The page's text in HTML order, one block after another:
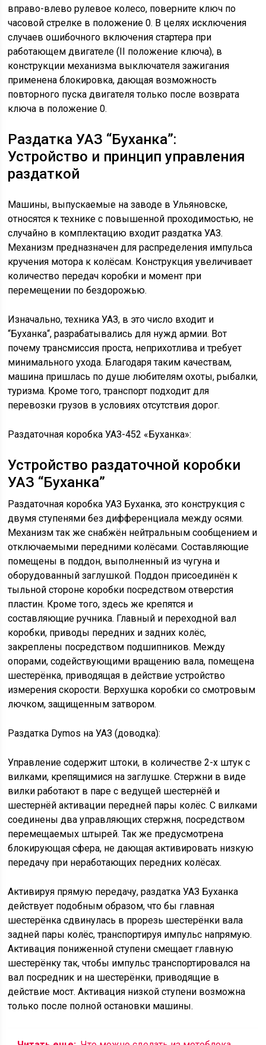
вправо-влево рулевое колесо, поверните ключ по
часовой стрелке в положение 0. В целях исключения
случаев ошибочного включения стартера при
работающем двигателе (II положение ключа), в
конструкции механизма выключателя зажигания
применена блокировка, дающая возможность
повторного пуска двигателя только после возврата
ключа в положение 0.
Раздатка УАЗ “Буханка”:
Устройство и принцип управления
раздаткой
Машины, выпускаемые на заводе в Ульяновске,
относятся к технике с повышенной проходимостью, не
случайно в комплектацию входит раздатка УАЗ.
Механизм предназначен для распределения импульса
кручения мотора к колёсам. Конструкция увеличивает
количество передач коробки и момент при
перемещении по бездорожью.
Изначально, техника УАЗ, в это число входит и
“Буханка“, разрабатывались для нужд армии. Вот
почему трансмиссия проста, неприхотлива и требует
минимального ухода. Благодаря таким качествам,
машина пришлась по душе любителям охоты, рыбалки,
туризма. Кроме того, транспорт подходит для
перевозки грузов в условиях отсутствия дорог.
Раздаточная коробка УАЗ-452 «Буханка»:
Устройство раздаточной коробки
УАЗ “Буханка”
Раздаточная коробка УАЗ Буханка, это конструкция с
двумя ступенями без дифференциала между осями.
Механизм так же снабжён нейтральным сообщением и
отключаемыми передними колёсами. Составляющие
помещены в поддон, выполненный из чугуна и
оборудованный заглушкой. Поддон присоединён к
тыльной стороне коробки посредством отверстия
пластин. Кроме того, здесь же крепятся и
составляющие ручника. Главный и переходной вал
коробки, приводы передних и задних колёс,
закреплены посредством подшипников. Между
опорами, содействующими вращению вала, помещена
шестерёнка, приводящая в действие устройство
измерения скорости. Верхушка коробки со смотровым
лючком, защищенным затвором.
Раздатка Dymos на УАЗ (доводка):
Управление содержит штоки, в количестве 2-х штук с
вилками, крепящимися на заглушке. Стержни в виде
вилки работают в паре с ведущей шестернёй и
шестернёй активации передней пары колёс. С вилками
соединены два управляющих стержня, посредством
перемещаемых штырей. Так же предусмотрена
блокирующая сфера, не дающая активировать низкую
передачу при неработающих передних колёсах.
Активируя прямую передачу, раздатка УАЗ Буханка
действует подобным образом, что бы главная
шестерёнка сдвинулась в прорезь шестерёнки вала
задней пары колёс, транспортируя импульс напрямую.
Активация пониженной ступени смещает главную
шестерёнку так, чтобы импульс транспортировался на
вал посредник и на шестерёнки, приводящие в
действие мост. Активация низкой ступени возможна
только после полной остановки машины.